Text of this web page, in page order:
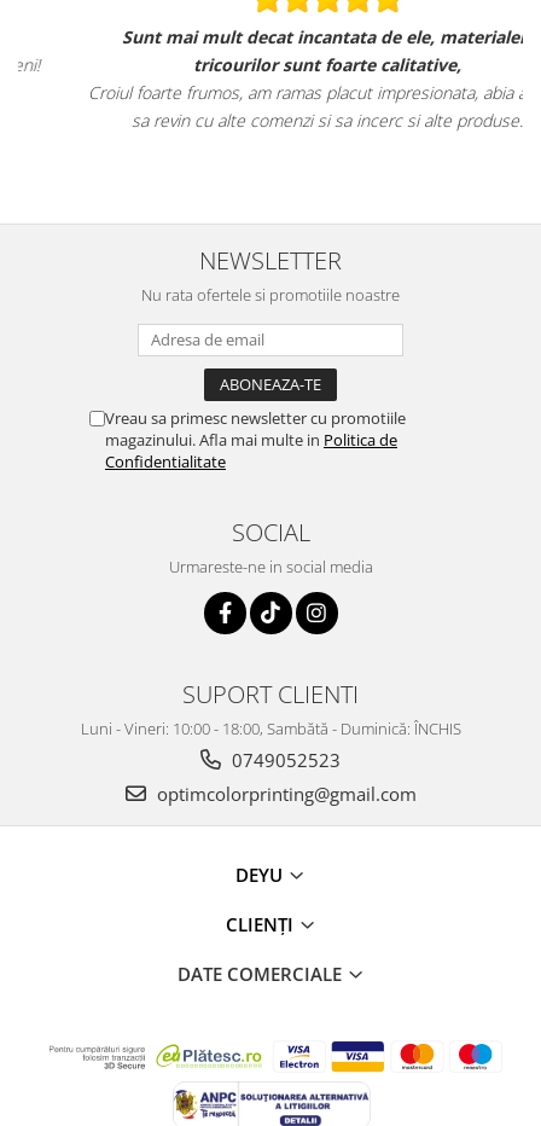
Sunt mai mult decat incantata de ele, materialele
tricourilor sunt foarte calitative,
Croiul foarte frumos, am ramas placut impresionata, abia astept
sa revin cu alte comenzi si sa incerc si alte produse.
NEWSLETTER
Nu rata ofertele si promotiile noastre
Vreau sa primesc newsletter cu promotiile
magazinului. Afla mai multe in Politica de
Confidentialitate
SOCIAL
Urmareste-ne in social media
SUPORT CLIENTI
Luni - Vineri: 10:00 - 18:00, Sambătă - Duminică: ÎNCHIS
0749052523
optimcolorprinting@gmail.com
DEYU
CLIENȚI
DATE COMERCIALE